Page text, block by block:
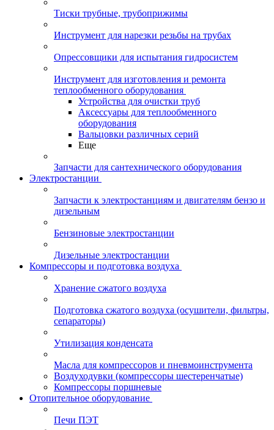
Тиски трубные, трубоприжимы
Инструмент для нарезки резьбы на трубах
Опрессовщики для испытания гидросистем
Инструмент для изготовления и ремонта
теплообменного оборудования
Устройства для очистки труб
Аксессуары для теплообменного
оборудования
Вальцовки различных серий
Еще
Запчасти для сантехнического оборудования
Электростанции
Запчасти к электростанциям и двигателям бензо и
дизельным
Бензиновые электростанции
Дизельные электростанции
Компрессоры и подготовка воздуха
Хранение сжатого воздуха
Подготовка сжатого воздуха (осушители, фильтры,
сепараторы)
Утилизация конденсата
Масла для компрессоров и пневмоинструмента
Воздуходувки (компрессоры шестеренчатые)
Компрессоры поршневые
Отопительное оборудование
Печи ПЭТ